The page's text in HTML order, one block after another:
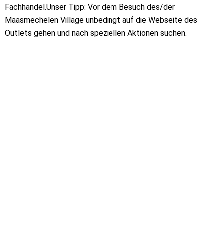
Fachhandel.Unser Tipp: Vor dem Besuch des/der
Maasmechelen Village unbedingt auf die Webseite des
Outlets gehen und nach speziellen Aktionen suchen.